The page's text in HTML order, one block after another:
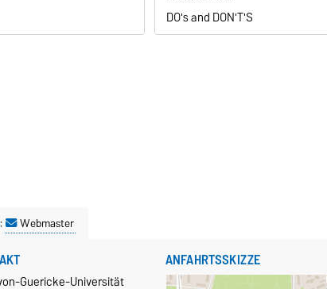
DO's and DON'T'S
Webmaster
Guericke-Universität
ANFAHRTSSKIZZE